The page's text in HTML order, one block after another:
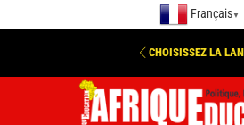
Français ▼
CHOISISSEZ LA